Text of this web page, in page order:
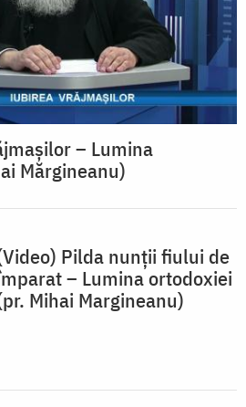
– Lumina
Mărgineanu)
Pilda nunții fiului de
– Lumina ortodoxiei
Mihai Margineanu)